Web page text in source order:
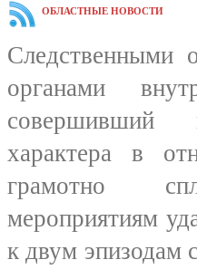
ОБЛАСТНЫЕ НОВОСТИ
Следственными
органами
совершивший
характера в
грамотно
мероприятиям
к двум эпизодам